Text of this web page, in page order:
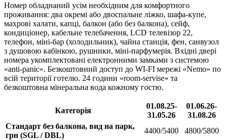
Номер обладнаний усім необхідним для комфортного
проживання: два окремі або двоспальне ліжко, шафа-купе,
махрові халати, капці, балкон (або без балкона), сейф,
кондиціонер, кабельне телебачення, LCD телевізор 22,
телефон, міні-бар (холодильник), чайна станція, фен, санвузол
з душовою кабінкою, рушники, міні-парфумерія. Вхідні двері
номера укомплектовані електронними замками з системою
«anti-panic». Безкоштовний доступ до WI-FI мережі «Nemo» по
всій території готелю. 24 години «room-servise» та
безкоштовна мінеральна вода кожному гостю.
Категорія
01.08.25-
31.05.26
01.06.26-
31.08.26
Стандарт без балкона, вид на парк,
грн (SGL / DBL)
4400/5400
4800/5800